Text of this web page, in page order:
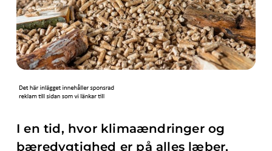
I en tid, hvor klimaændringer og
bæredygtighed er på alles læber,